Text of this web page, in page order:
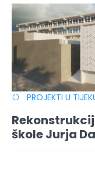
PROJEKTI U
škole Jurja